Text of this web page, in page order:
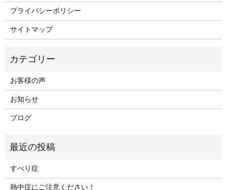
プライバシーポリシー
サイトマップ
お客様の声
お知らせ
ブログ
すべり症
熱中症にご注意ください！